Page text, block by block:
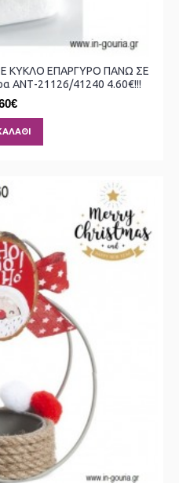
ΚΥΚΛΟ ΕΠΑΡΓΥΡΟ ΠΑΝΩ ΣΕ
ΑΝΤ-21126/41240 4.60€!!!